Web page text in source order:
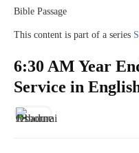
Bible Passage
This content is part of a series
6:30 AM Year
Service in